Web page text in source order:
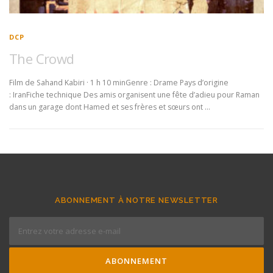
DCP
The Crowd
Film de Sahand Kabiri · 1 h 10 minGenre : Drame Pays d’origine
: IranFiche technique Des amis organisent une fête d’adieu pour Raman
dans un garage dont Hamed et ses frères et sœurs ont …
ABONNEMENT À NOTRE NEWSLETTER